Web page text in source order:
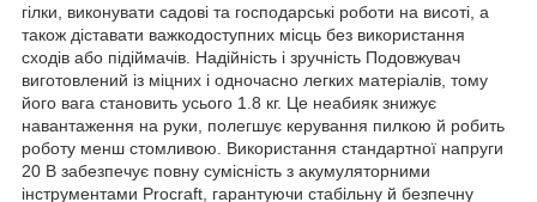
гілки, виконувати садові та господарські роботи на висоті, а
також діставати важкодоступних місць без використання
сходів або підіймачів. Надійність і зручність Подовжувач
виготовлений із міцних і одночасно легких матеріалів, тому
його вага становить усього 1.8 кг. Це неабияк знижує
навантаження на руки, полегшує керування пилкою й робить
роботу менш стомливою. Використання стандартної напруги
20 В забезпечує повну сумісність з акумуляторними
інструментами Procraft, гарантуючи стабільну й безпечну